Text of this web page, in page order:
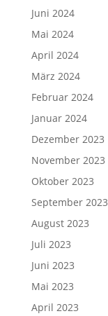
Juni 2024
Mai 2024
April 2024
März 2024
Februar 2024
Januar 2024
Dezember 2023
November 2023
Oktober 2023
September 2023
August 2023
Juli 2023
Juni 2023
Mai 2023
April 2023